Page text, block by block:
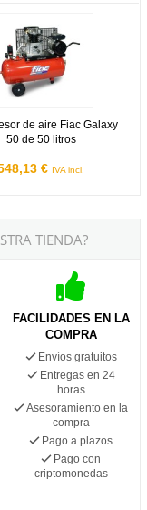
de 500 litros
de aire Fiac Galaxy
50 de 50 litros
€ IVA incl.
TIENDA?
FACILIDADES EN LA
COMPRA
Envíos gratuitos
Entregas en 24
horas
Asesoramiento en la
compra
Pago a plazos
Pago con
criptomonedas